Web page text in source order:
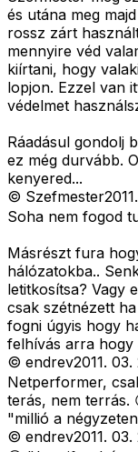
és utána meg
rossz zárt
mennyire véd
kiírtani, hogy
lopjon. Ezzel van
védelmet
Ráadásul gondolj
ez még durvább.
kenyered...
© Szefmester
Soha nem fogod
Másrészt fura
hálózatokba..
letitkosítsa? Vagy
csak szétnézett
fogni úgyis hogy
felhívás arra hogy
© endrev2011. 03.
Netperformer,
terás, nem terrás.
"millió a
© endrev2011. 03.